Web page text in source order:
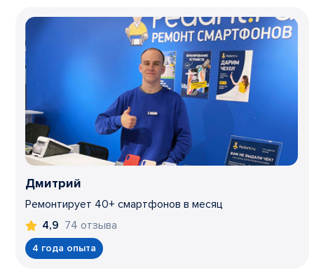
Дмитрий
Ремонтирует 40+ смартфонов в месяц
4,9 74 отзыва
4 года опыта